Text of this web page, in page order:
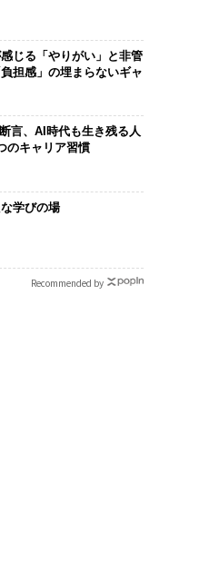
じる「やりがい」と非管
担感」の埋まらないギャ
言、AI時代も生き残る人
のキャリア習慣
学びの場
Recommended by